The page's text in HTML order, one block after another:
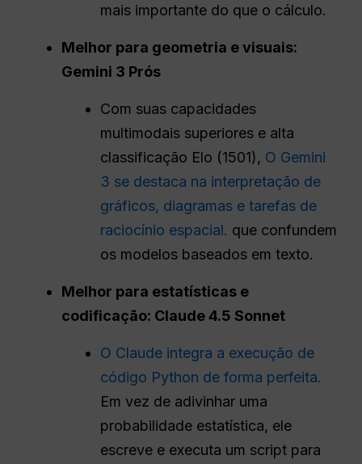
mais importante do que o cálculo.
Melhor para geometria e visuais:
Gemini 3 Prós
Com suas capacidades
multimodais superiores e alta
classificação Elo (1501), O Gemini
3 se destaca na interpretação de
gráficos, diagramas e tarefas de
raciocínio espacial. que confundem
os modelos baseados em texto.
Melhor para estatísticas e
codificação: Claude 4.5 Sonnet
O Claude integra a execução de
código Python de forma perfeita.
Em vez de adivinhar uma
probabilidade estatística, ele
escreve e executa um script para